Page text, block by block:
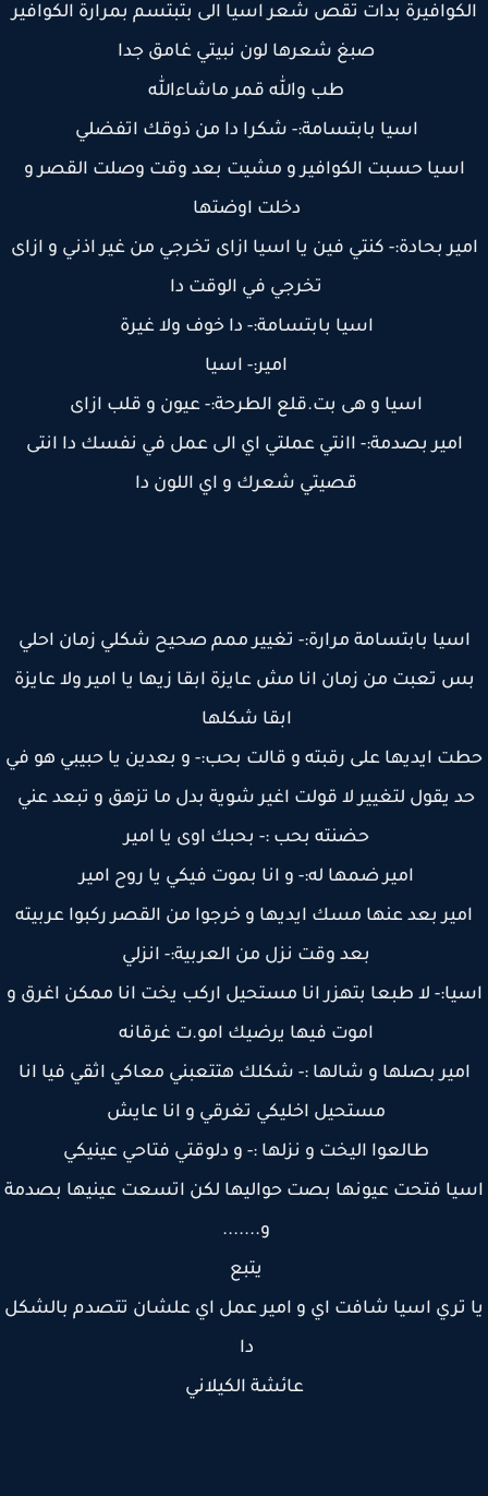
بدات تقص شعر اسيا الى بتبتسم بمرارة الكوافير
صبغ شعرها لون نبيتي غامق جدا
طب والله قمر ماشاءالله
اسيا بابتسامة:- شكرا دا من ذوقك اتفضلي
اسيا حسبت الكوافير و مشيت بعد وقت وصلت القصر و
دخلت اوضتها
بحادة:- كنتي فين يا اسيا ازاى تخرجي من غير اذني و ازاى
تخرجي في الوقت دا
اسيا بابتسامة:- دا خوف ولا غيرة
امير:- اسيا
اسيا و هى بت.قلع الطرحة:- عيون و قلب ازاى
امير بصدمة:- اانتي عملتي اي الى عمل في نفسك دا انتى
قصيتي شعرك و اي اللون دا
بابتسامة مرارة:- تغيير ممم صحيح شكلي زمان احلي
تعبت من زمان انا مش عايزة ابقا زيها يا امير ولا عايزة
ابقا شكلها
ايديها على رقبته و قالت بحب:- و بعدين يا حبيبي هو في
يقول لتغيير لا قولت اغير شوية بدل ما تزهق و تبعد عني
حضنته بحب :- بحبك اوى يا امير
امير ضمها له:- و انا بموت فيكي يا روح امير
بعد عنها مسك ايديها و خرجوا من القصر ركبوا عربيته
بعد وقت نزل من العربية:- انزلي
لا طبعا بتهزر انا مستحيل اركب يخت انا ممكن اغرق و
اموت فيها يرضيك امو.ت غرقانه
بصلها و شالها :- شكلك هتتعبني معاكي اثقي فيا انا
مستحيل اخليكي تغرقي و انا عايش
طالعوا اليخت و نزلها :- و دلوقتي فتاحي عينيكي
فتحت عيونها بصت حواليها لكن اتسعت عينيها بصدمة
و.......
يتبع
تري اسيا شافت اي و امير عمل اي علشان تتصدم بالشكل
عائشة الكيلاني